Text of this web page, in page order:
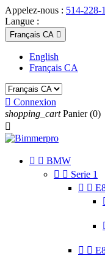
Appelez-nous : 514-228-
Langue :
Français CA 
English
Français CA
 Connexion
shopping_cart Panier (0)

  BMW
  Serie 1
 
 